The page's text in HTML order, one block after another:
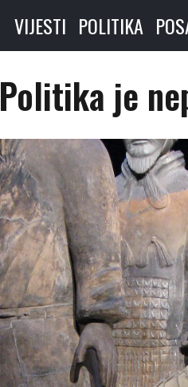
VIJESTI POLITIKA
Politika je